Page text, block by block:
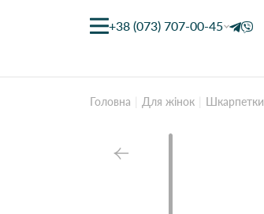
+38 (073) 707-00-45
Головна Для жінок Шкарпетки